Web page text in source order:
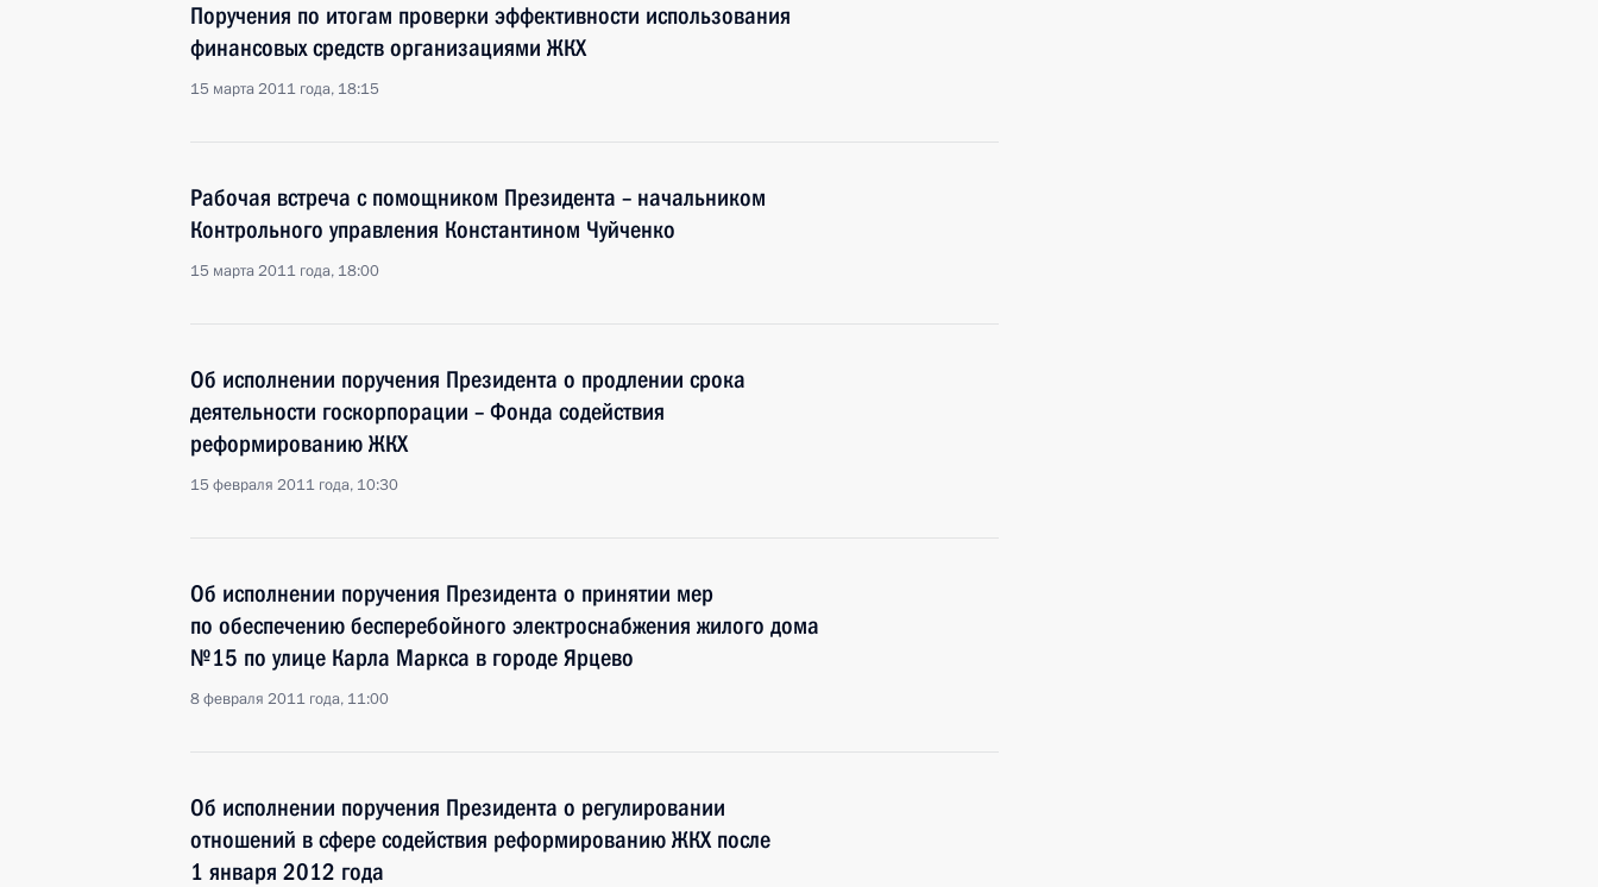
Поручения по итогам проверки эффективности использования
финансовых средств организациями ЖКХ
15 марта 2011 года, 18:15
Рабочая встреча с помощником Президента – начальником
Контрольного управления Константином Чуйченко
15 марта 2011 года, 18:00
Об исполнении поручения Президента о продлении срока
деятельности госкорпорации – Фонда содействия
реформированию ЖКХ
15 февраля 2011 года, 10:30
Об исполнении поручения Президента о принятии мер
по обеспечению бесперебойного электроснабжения жилого дома
№15 по улице Карла Маркса в городе Ярцево
8 февраля 2011 года, 11:00
Об исполнении поручения Президента о регулировании
отношений в сфере содействия реформированию ЖКХ после
1 января 2012 года